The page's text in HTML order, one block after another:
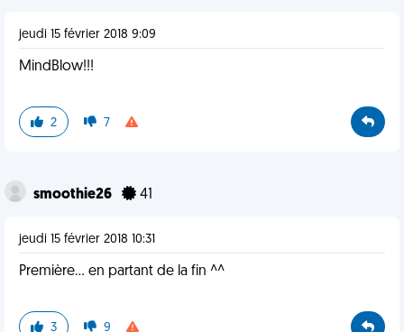
jeudi 15 février 2018 9:09
MindBlow!!!
2 7
smoothie26 41
jeudi 15 février 2018 10:31
Première... en partant de la fin ^^
3 9